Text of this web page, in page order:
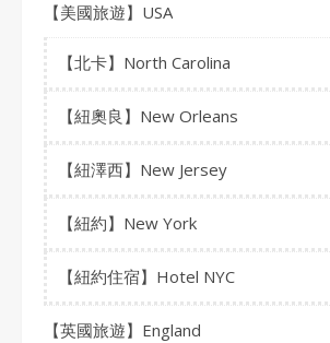
【美國旅遊】USA
【北卡】North Carolina
【紐奧良】New Orleans
【紐澤西】New Jersey
【紐約】New York
【紐約住宿】Hotel NYC
【英國旅遊】England